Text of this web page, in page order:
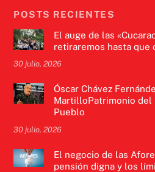
POSTS RECIENTES
El auge de las
retiraremos hasta que
30 julio, 2026
Óscar Chávez
MartilloPatrimonio del
Pueblo
30 julio, 2026
El negocio de las
pensión digna y los